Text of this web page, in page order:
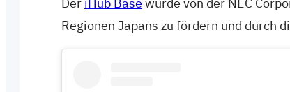
Regionen Japans zu fördern und durch